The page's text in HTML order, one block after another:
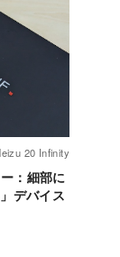
20 Infinity
：細部に
デバイス